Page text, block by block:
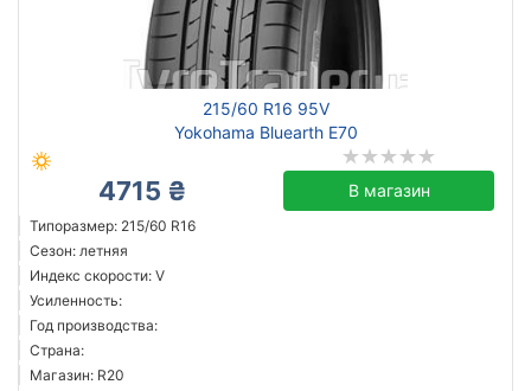
215/60 R16 95V
Yokohama Bluearth E70
4715 ₴ В магазин
Типоразмер: 215/60 R16
Сезон: летняя
Индекс скорости: V
Усиленность:
Год производства:
Страна:
Магазин: R20